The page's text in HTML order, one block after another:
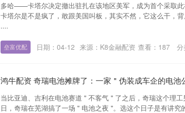
多哈——卡塔尔决定撤出驻扎在该地区美军，成为首个采取
卡塔尔是不是疯了，敢跟美国叫板，其实不然，它这么干，背
....
垒富优配 日期：04-12 来源：K8金融配资 查看： 187 分
鸿牛配资 奇瑞电池摊牌了：一家＂伪装成车企的电池
当比亚迪、吉利在电池赛道 " 不客气 " 了之后，奇瑞这个理
日，奇瑞在芜湖搞了一场 " 电池之夜 "。选这个日子是有讲